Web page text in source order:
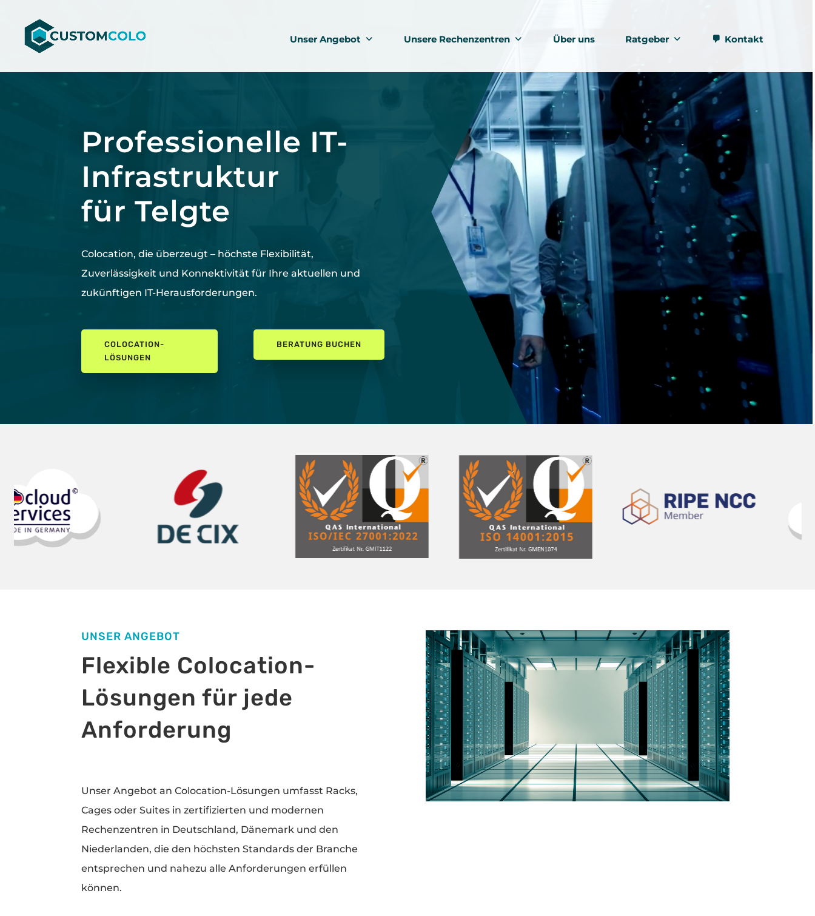
Unser Angebot Unsere Rechenzentren Über uns Ratgeber Kontakt
Player
Professionelle IT-
Infrastruktur
für Telgte
Colocation, die überzeugt – höchste Flexibilität,
Zuverlässigkeit und Konnektivität für Ihre aktuellen und
zukünftigen IT-Herausforderungen.
COLOCATION-
LÖSUNGEN
BERATUNG BUCHEN
UNSER ANGEBOT
Flexible Colocation-
Lösungen für jede
Anforderung
Unser Angebot an Colocation-Lösungen umfasst Racks,
Cages oder Suites in zertifizierten und modernen
Rechenzentren in Deutschland, Dänemark und den
Niederlanden, die den höchsten Standards der Branche
entsprechen und nahezu alle Anforderungen erfüllen
können.